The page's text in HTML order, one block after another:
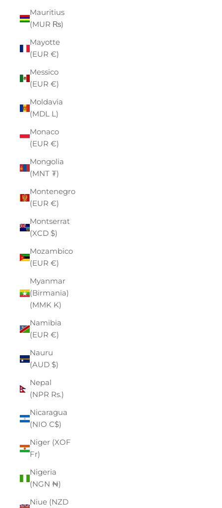
Mauritius
(MUR ₨)
Mayotte
(EUR €)
Messico
(EUR €)
Moldavia
(MDL L)
Monaco
(EUR €)
Mongolia
(MNT ₮)
Montenegro
(EUR €)
Montserrat
(XCD $)
Mozambico
(EUR €)
Myanmar
(Birmania)
(MMK K)
Namibia
(EUR €)
Nauru
(AUD $)
Nepal
(NPR Rs.)
Nicaragua
(NIO C$)
Niger (XOF
Fr)
Nigeria
(NGN ₦)
Niue (NZD